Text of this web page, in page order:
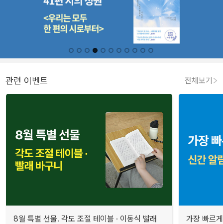
관련 이벤트 전체보기
8월 특별 선물. 각도 조절 테이블 · 이동식 빨래
가장 빠르